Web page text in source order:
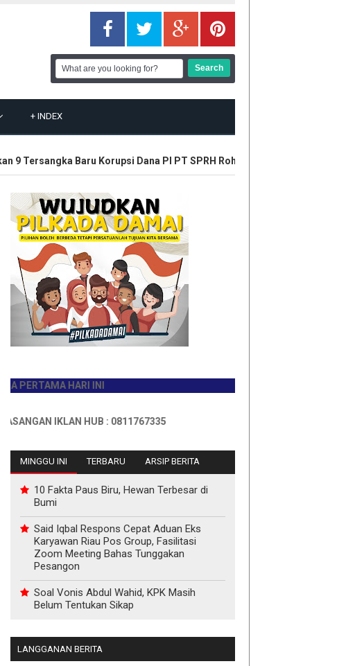
+ INDEX
Tersangka Baru Korupsi Dana PI PT SPRH Rohil
HARI INI
IKLAN HUB : 0811767335
MINGGU INI TERBARU ARSIP BERITA
10 Fakta Paus Biru, Hewan Terbesar di
Bumi
Said Iqbal Respons Cepat Aduan Eks
Karyawan Riau Pos Group, Fasilitasi
Zoom Meeting Bahas Tunggakan
Pesangon
Soal Vonis Abdul Wahid, KPK Masih
Belum Tentukan Sikap
LANGGANAN BERITA